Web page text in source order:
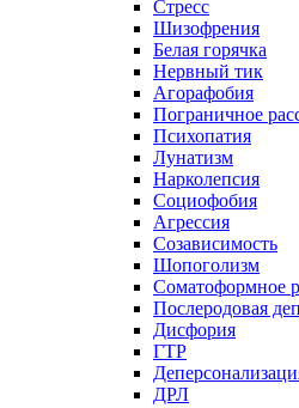
Стресс
Шизофрения
Белая горячка
Нервный тик
Агорафобия
Пограничное
Психопатия
Лунатизм
Нарколепсия
Социофобия
Агрессия
Созависимость
Шопоголизм
Соматоформное
Послеродовая
Дисфория
ГТР
ДРЛ